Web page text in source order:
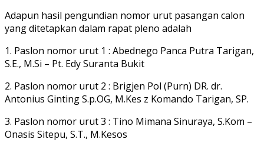
Adapun hasil pengundian nomor urut pasangan calon
yang ditetapkan dalam rapat pleno adalah
1. Paslon nomor urut 1 : Abednego Panca Putra Tarigan,
S.E., M.Si – Pt. Edy Suranta Bukit
2. Paslon nomor urut 2 : Brigjen Pol (Purn) DR. dr.
Antonius Ginting S.p.OG, M.Kes z Komando Tarigan, SP.
3. Paslon nomor urut 3 : Tino Mimana Sinuraya, S.Kom –
Onasis Sitepu, S.T., M.Kesos